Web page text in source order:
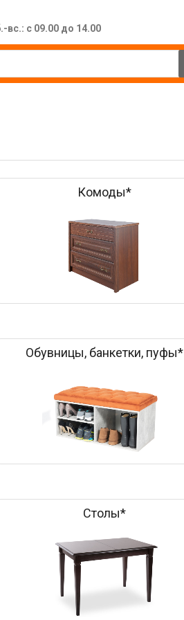
вс.: с 09.00 до 14.00
Комоды*
Обувницы, банкетки, пуфы*
Столы*